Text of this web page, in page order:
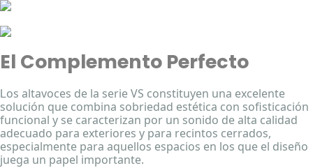
El Complemento Perfecto
Los altavoces de la serie VS constituyen una excelente
solución que combina sobriedad estética con sofisticación
funcional y se caracterizan por un sonido de alta calidad
adecuado para exteriores y para recintos cerrados,
especialmente para aquellos espacios en los que el diseño
juega un papel importante.